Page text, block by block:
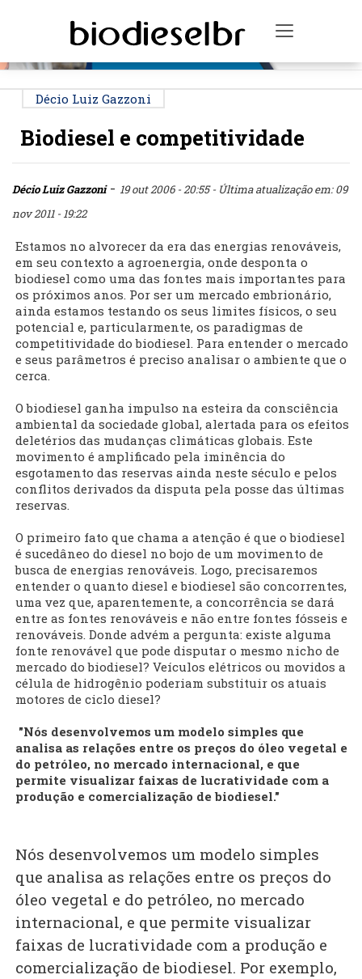
Toggle
Décio Luiz Gazzoni
Biodiesel e competitividade
Décio Luiz Gazzoni- 19 out 2006 - 20:55- Última atualização em: 09
nov 2011 - 19:22
Estamos no alvorecer da era das energias renováveis,
em seu contexto a agroenergia, onde desponta o
biodiesel como uma das fontes mais importantes para
os próximos anos. Por ser um mercado embrionário,
ainda estamos testando os seus limites físicos, o seu
potencial e, particularmente, os paradigmas de
competitividade do biodiesel. Para entender o mercado
e seus parâmetros é preciso analisar o ambiente que o
cerca.
O biodiesel ganha impulso na esteira da consciência
ambiental da sociedade global, alertada para os efeitos
deletérios das mudanças climáticas globais. Este
movimento é amplificado pela iminência do
esgotamento das reservas ainda neste século e pelos
conflitos derivados da disputa pela posse das últimas
reservas.
O primeiro fato que chama a atenção é que o biodiesel
é sucedâneo do diesel no bojo de um movimento de
busca de energias renováveis. Logo, precisaremos
entender o quanto diesel e biodiesel são concorrentes,
uma vez que, aparentemente, a concorrência se dará
entre as fontes renováveis e não entre fontes fósseis e
renováveis. Donde advém a pergunta: existe alguma
fonte renovável que pode disputar o mesmo nicho de
mercado do biodiesel? Veículos elétricos ou movidos a
célula de hidrogênio poderiam substituir os atuais
motores de ciclo diesel?
"Nós desenvolvemos um modelo simples que
analisa as relações entre os preços do óleo vegetal e
do petróleo, no mercado internacional, e que
permite visualizar faixas de lucratividade com a
produção e comercialização de biodiesel."
Nós desenvolvemos um modelo simples
que analisa as relações entre os preços do
óleo vegetal e do petróleo, no mercado
internacional, e que permite visualizar
faixas de lucratividade com a produção e
comercialização de biodiesel. Por exemplo,